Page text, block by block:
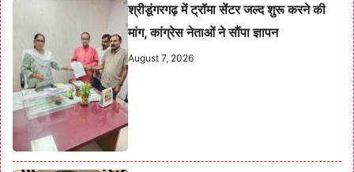
श्रीडूंगरगढ़ में ट्रॉमा सेंटर जल्द शुरू करने की
मांग, कांग्रेस नेताओं ने सौंपा ज्ञापन
August 7, 2026